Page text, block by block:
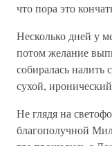
что пора это
Несколько дней у
потом желание
собиралась налить
сухой,
Не глядя на
благополучной